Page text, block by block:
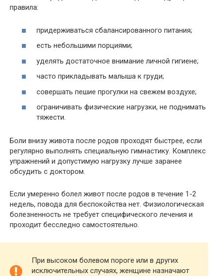
правила:
придерживаться сбалансированного питания;
есть небольшими порциями;
уделять достаточное внимание личной гигиене;
часто прикладывать малыша к груди;
совершать пешие прогулки на свежем воздухе;
ограничивать физические нагрузки, не поднимать
тяжести.
Боли внизу живота после родов проходят быстрее, если
регулярно выполнять специальную гимнастику. Комплекс
упражнений и допустимую нагрузку лучше заранее
обсудить с доктором.
Если умеренно болел живот после родов в течение 1-2
недель, повода для беспокойства нет. Физиологическая
болезненность не требует специфического лечения и
проходит бесследно самостоятельно.
При высоком болевом пороге или в других
исключительных случаях, женщине назначают